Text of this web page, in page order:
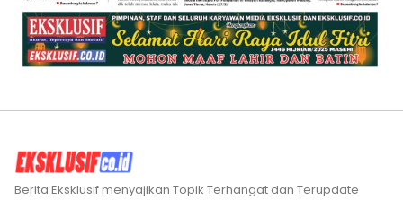
Berita Eksklusif menyajikan Topik Terhangat dan Terupdate